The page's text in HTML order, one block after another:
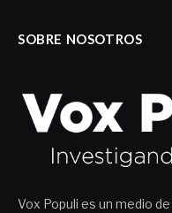
SOBRE NOSOTROS
Vox Populi es un medio